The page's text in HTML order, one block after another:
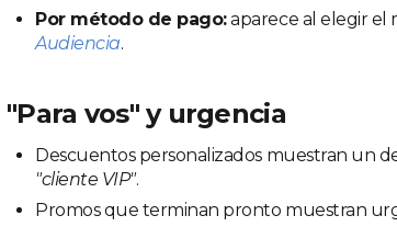
Por método de pago:aparece al elegir el
Audiencia.
"Para vos" y urgencia
Descuentos personalizados muestran un
"cliente VIP".
Promos que terminan pronto muestran